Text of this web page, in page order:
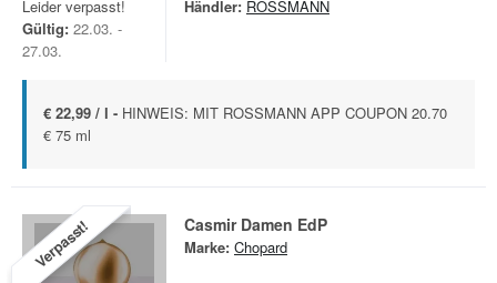
Leider verpasst!
Gültig: 22.03. -
27.03.
Händler: ROSSMANN
€ 22,99 / l - HINWEIS: MIT ROSSMANN APP COUPON 20.70
€ 75 ml
Verpasst! Casmir Damen EdP
Marke: Chopard